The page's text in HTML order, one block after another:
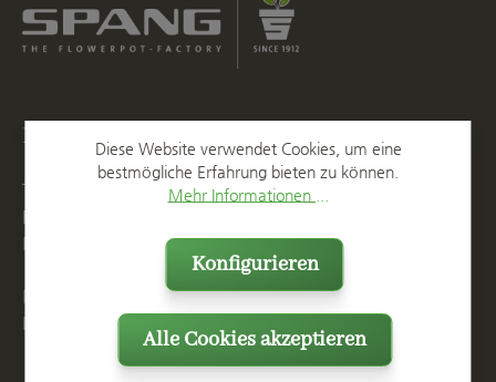
Kontakt
T
+49 2623 887 0
F
E
Mo. - Do. 07:15 - 16:00 Uhr
Fr. bis 14:00 Uhr
Diese Website verwendet Cookies, um eine
bestmögliche Erfahrung bieten zu können.
Mehr Informationen ...
Konfigurieren
Alle Cookies akzeptieren